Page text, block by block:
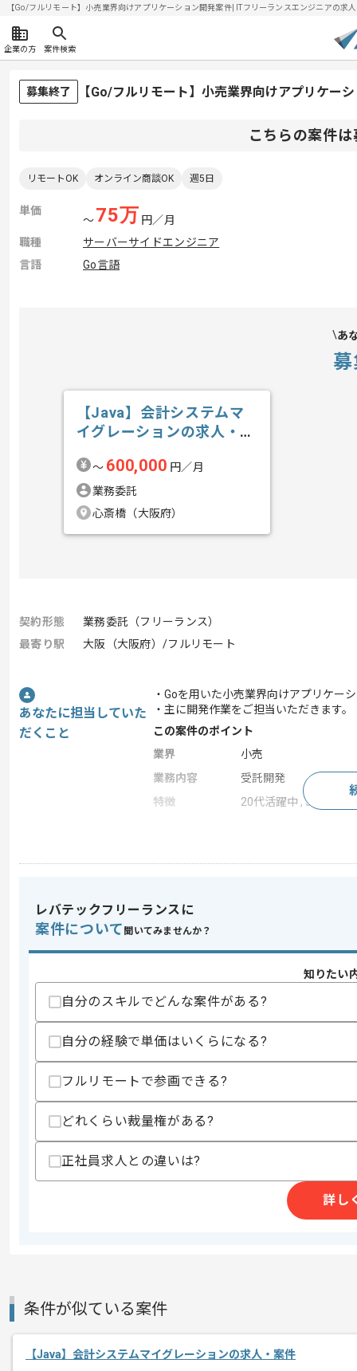
【Go/フルリモート】小売業界向けアプリケーション開発案件| ITフリーランスエンジニアの
企業の方 案件検索
募集終了 【Go/フルリモート】小売業界向けアプリケー
こちらの案件
リモートOK オンライン商談OK 週5日
単価
〜75万 円／月
職種
サーバーサイドエンジニア
言語
Go言語
あ
【Java】会計システムマ
イグレーションの求人・案
〜 600,000 円／月
業務委託
心斎橋（大阪府）
契約形態
業務委託（フリーランス）
最寄り駅
大阪（大阪府）/フルリモート
あなたに担当していた
だくこと
・Goを用いた小売業界向けアプリケー
・主に開発作業をご担当いただきます。
この案件のポイント
業界
小売
業務内容
受託開発
特徴
20代活躍中 , 30代活躍
求めるスキル
スキルに不安がある方へ
上記に似た経験やスキルをお持ちであれば申
その他募集要項
商談回数
1回
エージェントからのコ
メント
ITコンサルティングやソフトウェアの設
を展開している企業でございます。
今回は小売業界向けアプリケーション
Goを用いた実務経験を活かしたい方に
レバテックフリーランスに
案件について 聞いてみませんか？
知りたい
自分のスキルでどんな案件がある?
自分の経験で単価はいくらになる?
フルリモートで参画できる?
どれくらい裁量権がある?
正社員求人との違いは?
詳し
条件が似ている案件
【Java】会計システムマイグレーションの求人・案件